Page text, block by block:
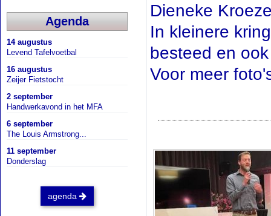
Agenda
14 augustus
Levend Tafelvoetbal
16 augustus
Zeijer Fietstocht
2 september
Handwerkavond in het MFA
6 september
The Louis Armstrong...
11 september
Donderslag
agenda
Dieneke
In kleinere
besteed en
Voor meer